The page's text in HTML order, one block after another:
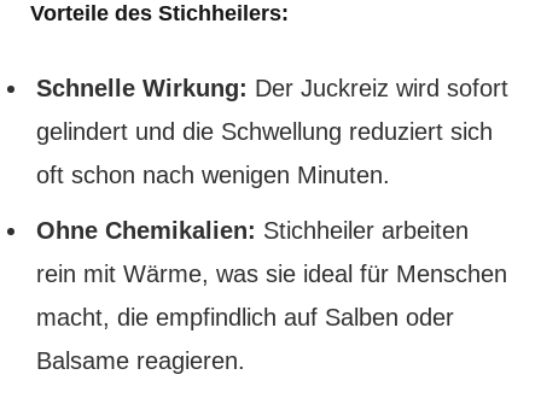
Vorteile des Stichheilers:
Schnelle Wirkung: Der Juckreiz wird sofort
gelindert und die Schwellung reduziert sich
oft schon nach wenigen Minuten.
Ohne Chemikalien: Stichheiler arbeiten
rein mit Wärme, was sie ideal für Menschen
macht, die empfindlich auf Salben oder
Balsame reagieren.